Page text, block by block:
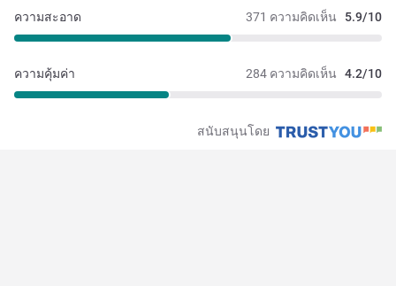
371 ความคิดเห็น 5.9/10
ความสะอาด
284 ความคิดเห็น 4.2/10
ความคุ้มค่า
สนับสนุนโดย